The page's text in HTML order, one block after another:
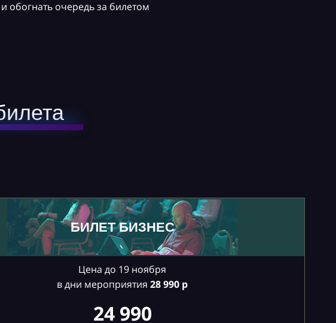
обогнать очередь за билетом
БИЛЕТ БИЗНЕС
Цена до 19 ноября
в дни мероприятия 28990 р
24 990